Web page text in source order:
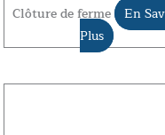
Clôture de ferme En
Plus